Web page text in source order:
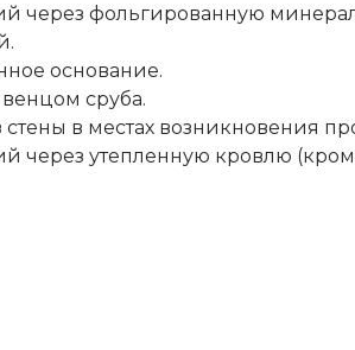
фольгированную
основание.
сруба.
в местах возникновения
через утепленную кровлю